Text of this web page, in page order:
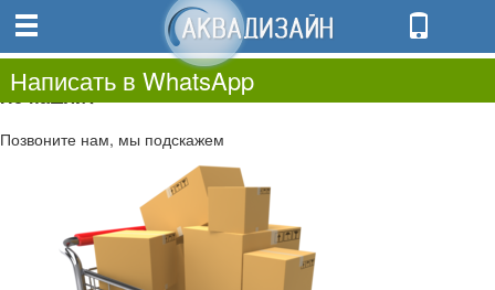
0.00
0
Не нашли?
Позвоните нам, мы подскажем
Написать в WhatsApp